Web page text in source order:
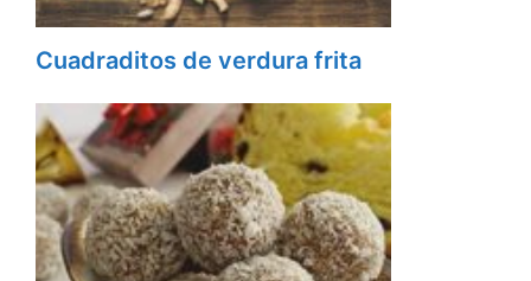
Cuadraditos de verdura frita